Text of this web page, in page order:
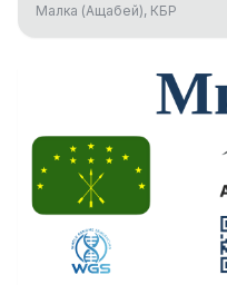
Малка (Ащабей), КБР